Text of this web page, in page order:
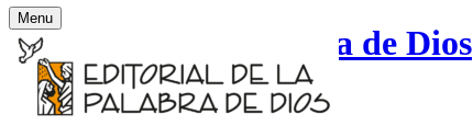
Editorial de la Palabra de Dios
Contacto
Noticias
Menu